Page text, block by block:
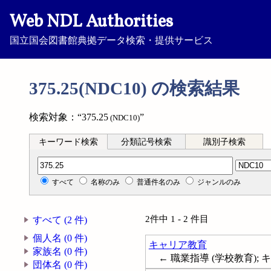
Web NDL Authorities
国立国会図書館典拠データ検索・提供サービス
375.25(NDC10) の検索結果
検索対象：“375.25 (NDC10)”
キーワード検索 分類記号検索 識別子検索
分類記号検索
すべて 名称のみ 普通件名のみ ジャンルのみ
すべて (2 件)
個人名 (0 件)
家族名 (0 件)
団体名 (0 件)
2件中 1 - 2 件目
キャリア教育
← 職業指導 (学校教育); キ